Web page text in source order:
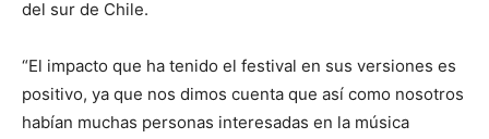
del sur de Chile.
“El impacto que ha tenido el festival en sus versiones es
positivo, ya que nos dimos cuenta que así como nosotros
habían muchas personas interesadas en la música